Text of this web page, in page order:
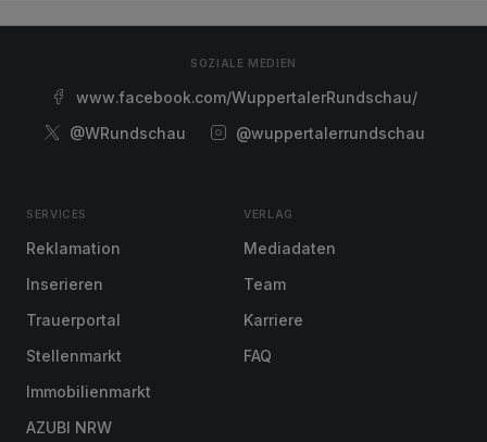
SOZIALE MEDIEN
www.facebook.com/WuppertalerRundschau/
@WRundschau
@wuppertalerrundschau
SERVICES
Reklamation
Inserieren
Trauerportal
Stellenmarkt
Immobilienmarkt
AZUBI NRW
VERLAG
Mediadaten
Team
Karriere
FAQ